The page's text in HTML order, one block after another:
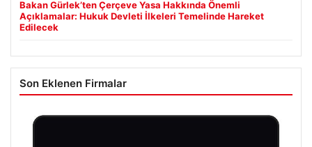
Bakan Gürlek’ten Çerçeve Yasa Hakkında Önemli
Açıklamalar: Hukuk Devleti İlkeleri Temelinde Hareket
Edilecek
Son Eklenen Firmalar